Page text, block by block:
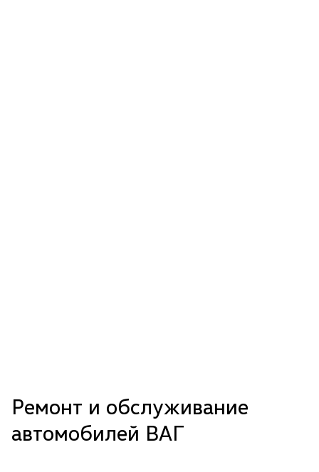
Ремонт и обслуживание
автомобилей ВАГ